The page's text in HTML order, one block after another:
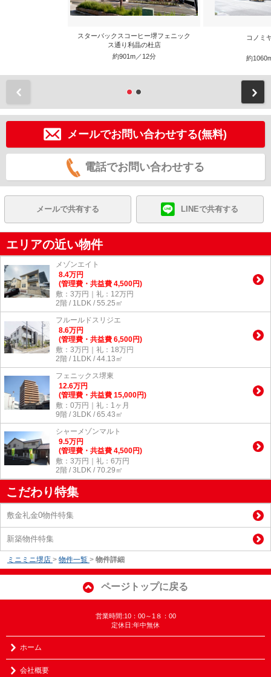
スターバックスコーヒー堺フェニック
ス通り利晶の杜店
約901m／12分
コノミ
約
メールでお問い合わせする(無料)
電話でお問い合わせする
メールで共有する LINEで共有する
エリアの近い物件
メゾンエイト
8.4万円
(管理費・共益費 4,500円)
敷：3万円｜礼：12万円
2階 / 1LDK / 55.25㎡
フルールドスリジエ
8.6万円
(管理費・共益費 6,500円)
敷：3万円｜礼：18万円
2階 / 1LDK / 44.13㎡
フェニックス堺東
12.6万円
(管理費・共益費 15,000円)
敷：0万円｜礼：1ヶ月
9階 / 3LDK / 65.43㎡
シャーメゾンマルト
9.5万円
(管理費・共益費 4,500円)
敷：3万円｜礼：6万円
2階 / 3LDK / 70.29㎡
こだわり特集
敷金礼金0物件特集
新築物件特集
ミニミニ堺店 > 物件一覧 > 物件詳細
ページトップに戻る
営業時間:10：00～1８：00
定休日:年中無休
ホーム
会社概要